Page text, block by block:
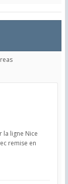
la ligne Nice
remise en